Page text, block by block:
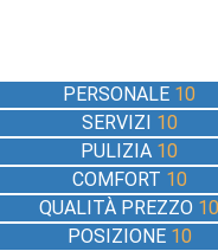
PERSONALE 10
SERVIZI 10
PULIZIA 10
COMFORT 10
QUALITÀ PREZZO 10
POSIZIONE 10